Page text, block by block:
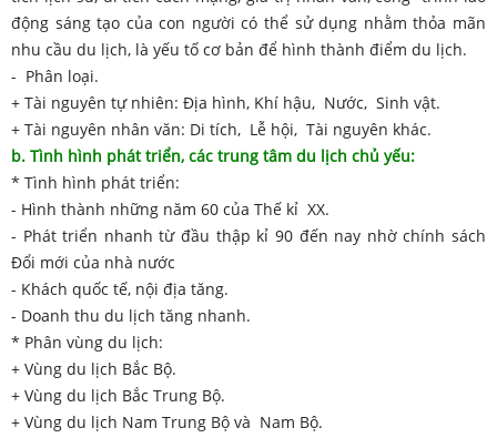
động sáng tạo của con người có thể sử dụng nhằm thỏa mãn
nhu cầu du lịch, là yếu tố cơ bản để hình thành điểm du lịch.
- Phân loại.
+ Tài nguyên tự nhiên: Địa hình, Khí hậu, Nước, Sinh vật.
+ Tài nguyên nhân văn: Di tích, Lễ hội, Tài nguyên khác.
b. Tình hình phát triển, các trung tâm du lịch chủ yếu:
* Tình hình phát triển:
- Hình thành những năm 60 của Thế kỉ XX.
- Phát triển nhanh từ đầu thập kỉ 90 đến nay nhờ chính sách
Đổi mới của nhà nước
- Khách quốc tế, nội địa tăng.
- Doanh thu du lịch tăng nhanh.
* Phân vùng du lịch:
+ Vùng du lịch Bắc Bộ.
+ Vùng du lịch Bắc Trung Bộ.
+ Vùng du lịch Nam Trung Bộ và Nam Bộ.